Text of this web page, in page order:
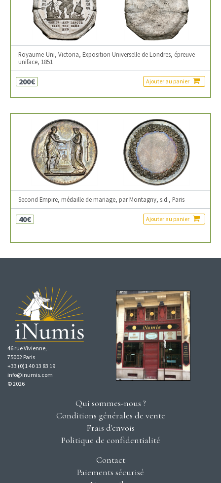
Royaume-Uni, Victoria, Exposition Universelle de Londres, épreuve
uniface, 1851
200€ Ajouter au panier
Second Empire, médaille de mariage, par Montagny, s.d., Paris
40€ Ajouter au panier
46 rue Vivienne,
75002 Paris
+33 (0)1 40 13 83 19
info@inumis.com
© 2026
Qui sommes-nous ?
Conditions générales de vente
Frais d'envois
Politique de confidentialité
Contact
Paiements sécurisé